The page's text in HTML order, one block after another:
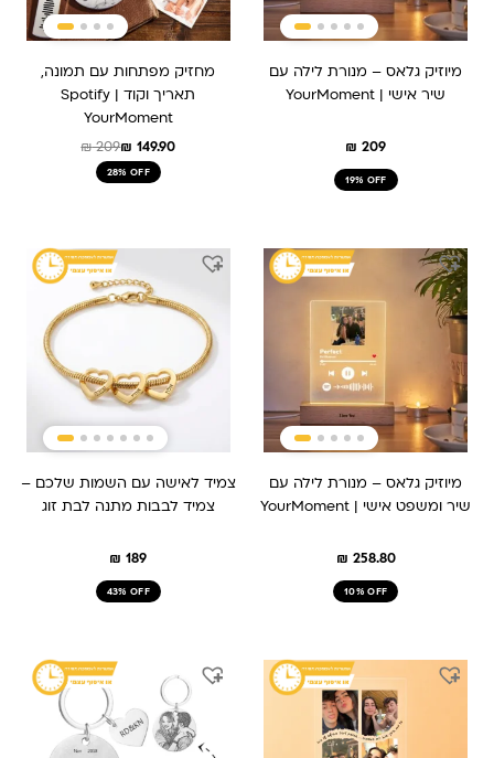
מיוזיק גלאס – מנורת לילה עם
שיר אישי | YourMoment
₪ 209
19% OFF
מחזיק מפתחות עם תמונה,
תאריך וקוד Spotify |
YourMoment
₪209₪ 149.90
28% OFF
מיוזיק גלאס – מנורת לילה עם
שיר ומשפט אישי | YourMoment
₪ 258.80
10% OFF
צמיד לאישה עם השמות שלכם –
צמיד לבבות מתנה לבת זוג
₪ 189
43% OFF
המחיר
היה:
המחיר
הוא:
המקורי
₪ 209.
הנוכחי
₪ 149.